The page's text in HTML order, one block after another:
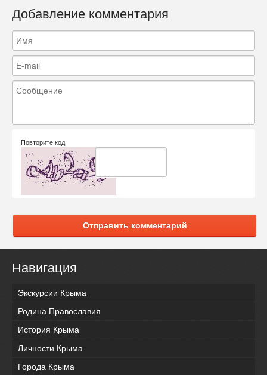
Добавление комментария
Повторите код:
Отправить комментарий
Навигация
Экскурсии Крыма
Родина Православия
История Крыма
Личности Крыма
Города Крыма